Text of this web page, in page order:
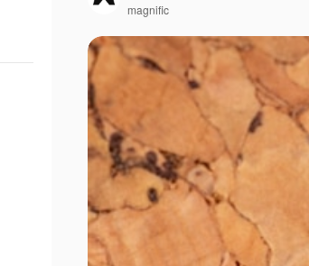
magnific